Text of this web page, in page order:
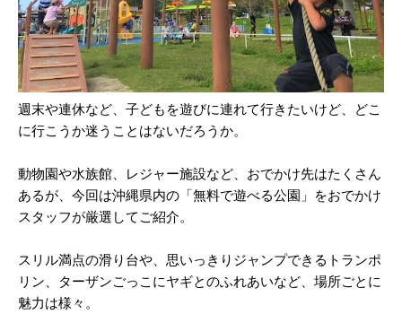
週末や連休など、子どもを遊びに連れて行きたいけど、どこ
に行こうか迷うことはないだろうか。
動物園や水族館、レジャー施設など、おでかけ先はたくさん
あるが、今回は沖縄県内の「無料で遊べる公園」をおでかけ
スタッフが厳選してご紹介。
スリル満点の滑り台や、思いっきりジャンプできるトランポ
リン、ターザンごっこにヤギとのふれあいなど、場所ごとに
魅力は様々。